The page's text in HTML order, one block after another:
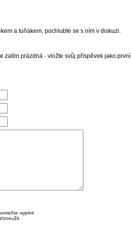
a tuňákem, pochlubte se s ním v diskuzi.
zatím prázdná - vložte svůj příspěvek jako první
vyplnit
zneužit.